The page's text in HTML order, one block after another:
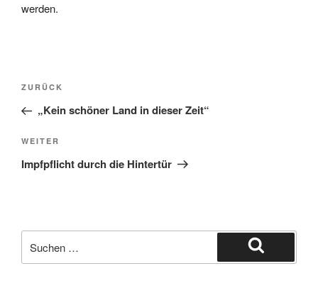
werden.
Beitragsnavigation
Vorheriger
Beitrag
ZURÜCK
„Kein schöner Land in dieser Zeit“
Nächster
Beitrag
WEITER
Impfpflicht durch die Hintertür
nach:
Suchen